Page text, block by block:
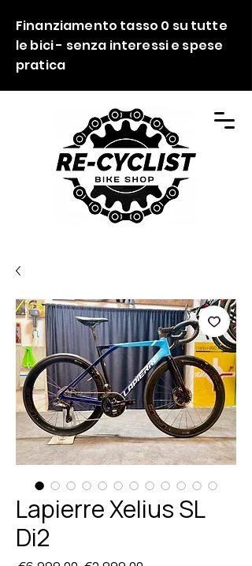
Finanziamento tasso 0 su tutte
le bici - senza interessi e spese
pratica
Lapierre Xelius SL
Di2